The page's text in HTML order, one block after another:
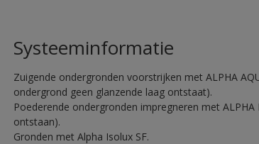
Systeeminformatie
Zuigende ondergronden voorstrijken met ALPHA
ondergrond geen glanzende laag ontstaat).
Poederende ondergronden impregneren met
ontstaan).
Gronden met Alpha Isolux SF.